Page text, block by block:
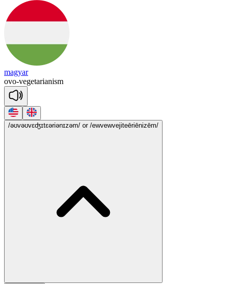
magyar
ovo-vegetarianism
/əʊvəʊvɛʤɪtɛəriənɪzəm/ or /ewvewvejiteēriēnizēm/